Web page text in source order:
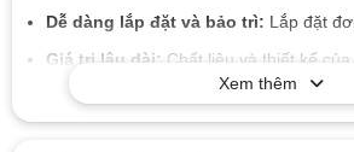
Dễ dàng lắp đặt và bảo trì: Lắp đặt
Giá trị lâu dài: Chất liệu và thiết kế
cao, giúp bạn tiết kiệm chi phí trong
mà không cần lo lắng về sự hao mòn
Xem thêm